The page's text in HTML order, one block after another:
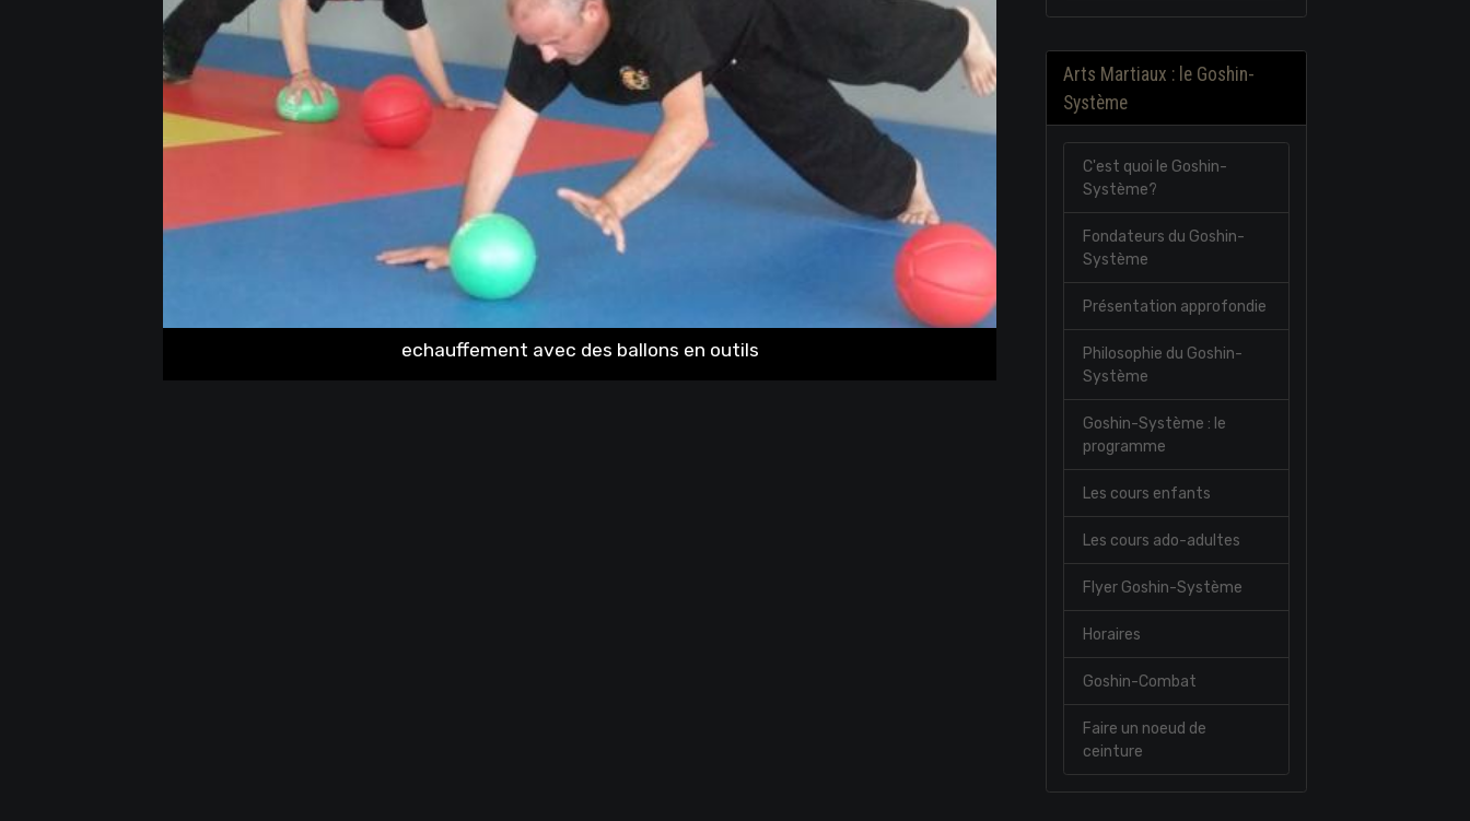
echauffement avec des ballons en outils
Arts Martiaux : le Goshin-
Système
C'est quoi le Goshin-
Système?
Fondateurs du Goshin-
Système
Présentation approfondie
Philosophie du Goshin-
Système
Goshin-Système : le
programme
Les cours enfants
Les cours ado-adultes
Flyer Goshin-Système
Horaires
Goshin-Combat
Faire un noeud de
ceinture